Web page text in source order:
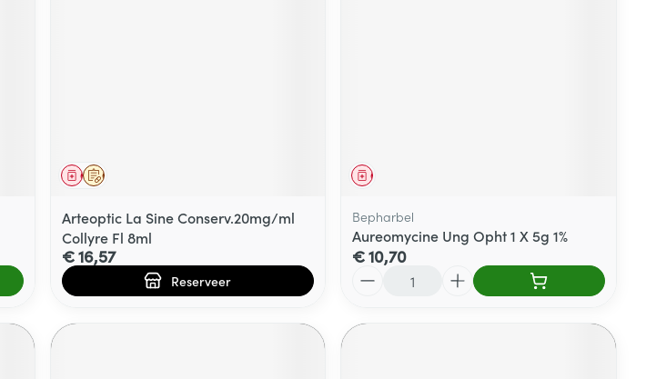
Op voorschrift
Geneesmiddel
Arteoptic La Sine Conserv.20mg/ml
Collyre Fl 8ml
€ 16,57
Reserveer
Geneesmiddel
Bepharbel
Aureomycine Ung Opht 1 X 5g 1%
€ 10,70